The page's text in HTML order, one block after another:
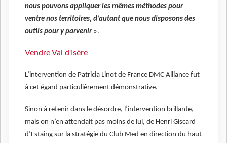
nous pouvons appliquer les mêmes méthodes pour
ventre nos territoires, d’autant que nous disposons des
outils pour y parvenir».
Vendre Val d'Isère
L’intervention de Patricia Linot de France DMC Alliance fut
à cet égard particulièrement démonstrative.
Sinon à retenir dans le désordre, l’intervention brillante,
mais on n’en attendait pas moins de lui, de Henri Giscard
d’Estaing sur la stratégie du Club Med en direction du haut